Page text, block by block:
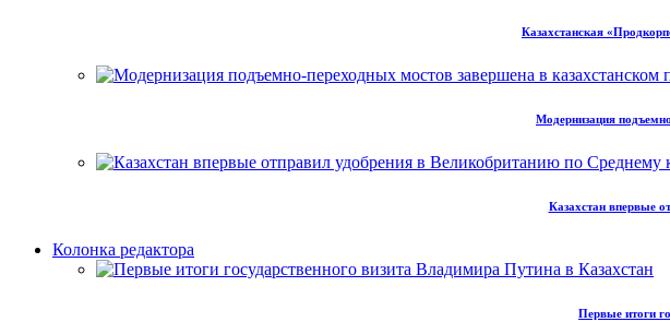
Казахстанская
Модернизация
Казахстан впервые
Колонка редактора
Первые итоги